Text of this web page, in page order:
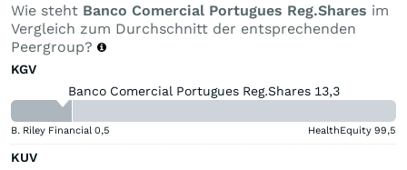
Wie steht Banco Comercial Portugues Reg.Shares im
Vergleich zum Durchschnitt der entsprechenden
Peergroup?
KGV
Banco Comercial Portugues Reg.Shares 13,3
B. Riley Financial 0,5 HealthEquity 99,5
KUV